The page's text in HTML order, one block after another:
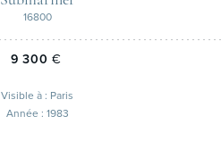
16800
9 300 €
Visible à : Paris
Année : 1983